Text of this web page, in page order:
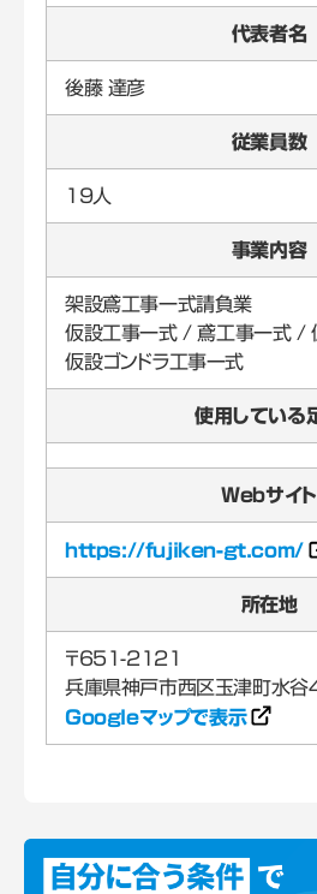
代表者名
後藤 達彦
従業員数
19人
事業内容
架設鳶工事一式請負業
仮設工事一式 / 鳶工事一式 /
仮設ゴンドラ工事一式
使用している
Webサイト
https://fujiken-gt.com/
所在地
〒651-2121
Googleマップで表示